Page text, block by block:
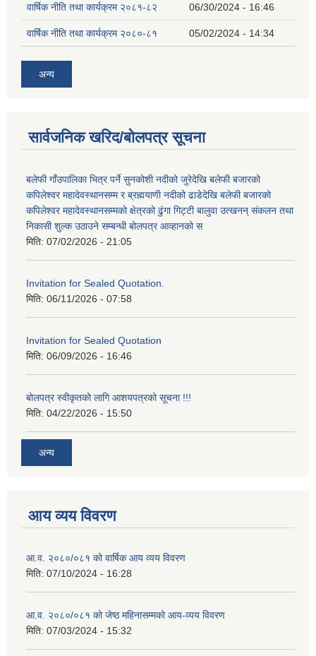
वार्षिक नीति तथा कार्यक्रम २०८१-८२ 06/30/2024 - 16:46
वार्षिक नीति तथा कार्यक्रम २०८०-८१ 05/02/2024 - 14:34
अन्य
सार्वजनिक खरिद/बोलपत्र सूचना
बलेफी गाँउपालिका भित्र पर्ने सुनकोशी नदीको जुरेदेखि बलेफी बजारको
कपिलेश्वर महादेवस्थानसम्म र ब्रह्मयाणी नदीको ढाडेदेखि बलेफी बजारको
कपिलेश्वर महादेवस्थानसम्मको क्षेत्रको ढुंगा गिट्टी बालुवा उत्खनन् संकलन तथा
निकासी शुल्क उठाउने सम्बन्धी बोलपत्र आव्हानको स
मिति: 07/02/2026 - 21:05
Invitation for Sealed Quotation.
मिति: 06/11/2026 - 07:58
Invitation for Sealed Quotation
मिति: 06/09/2026 - 16:46
बोलपत्र स्वीकृतको लागि आशयपत्रको सूचना !!!
मिति: 04/22/2026 - 15:50
अन्य
आय व्यय विवरण
आ.व. २०८०/०८१ को वार्षिक आय व्यय विवरण
मिति: 07/10/2024 - 16:28
आ.व. २०८०/०८१ को जेष्ठ महिनासम्मको आय-व्यय विवरण
मिति: 07/03/2024 - 15:32